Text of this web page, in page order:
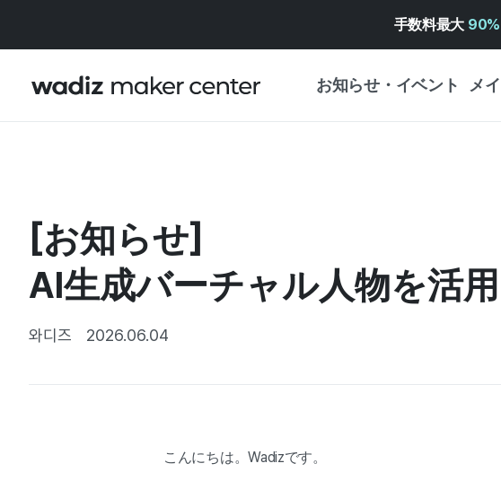
手数料最大 90%
お知らせ・イベント メ
マイワディズ
重要なお知らせ
セキュリティセンター
[お知らせ]
AI生成バーチャル人物を活
와디즈 2026.06.04
こんにちは。Wadizです。